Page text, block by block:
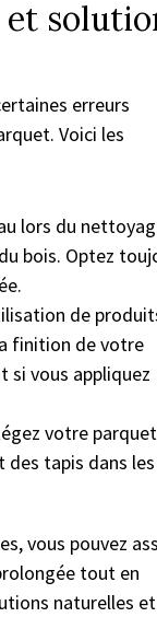
erreurs
Voici les
lors du
bois. Optez
de
finition de votre
si vous appliquez
votre
des tapis dans les
vous pouvez
tout en
naturelles et